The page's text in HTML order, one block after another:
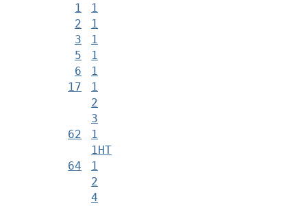
1
1
2
1
3
1
5
1
6
1
17
1
2
3
62
1
1НТ
64
1
2
4